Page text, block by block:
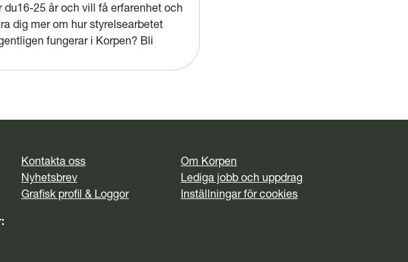
du16-25 år och vill få erfarenhet och
dig mer om hur styrelsearbetet
fungerar i Korpen? Bli
Kontakta oss
Om Korpen
Nyhetsbrev
Lediga jobb och uppdrag
Grafisk profil & Loggor
Inställningar för cookies